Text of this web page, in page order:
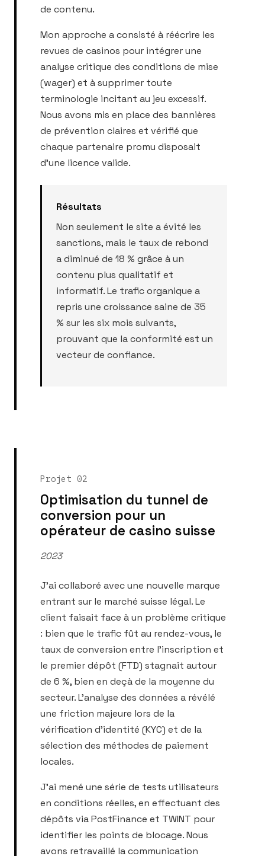
de contenu.
Mon approche a consisté à réécrire les
revues de casinos pour intégrer une
analyse critique des conditions de mise
(wager) et à supprimer toute
terminologie incitant au jeu excessif.
Nous avons mis en place des bannières
de prévention claires et vérifié que
chaque partenaire promu disposait
d'une licence valide.
Résultats
Non seulement le site a évité les
sanctions, mais le taux de rebond
a diminué de 18 % grâce à un
contenu plus qualitatif et
informatif. Le trafic organique a
repris une croissance saine de 35
% sur les six mois suivants,
prouvant que la conformité est un
vecteur de confiance.
Projet 02
Optimisation du tunnel de
conversion pour un
opérateur de casino suisse
2023
J'ai collaboré avec une nouvelle marque
entrant sur le marché suisse légal. Le
client faisait face à un problème critique
: bien que le trafic fût au rendez-vous, le
taux de conversion entre l'inscription et
le premier dépôt (FTD) stagnait autour
de 6 %, bien en deçà de la moyenne du
secteur. L'analyse des données a révélé
une friction majeure lors de la
vérification d'identité (KYC) et de la
sélection des méthodes de paiement
locales.
J'ai mené une série de tests utilisateurs
en conditions réelles, en effectuant des
dépôts via PostFinance et TWINT pour
identifier les points de blocage. Nous
avons retravaillé la communication